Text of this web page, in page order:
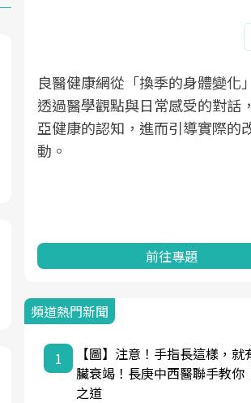
良醫健康網從「換季的身體變化
透過醫學觀點與日常感受的對話
亞健康的認知，進而引導實際的
動。
前往專題
頻道熱門新聞
1
【圖】注意！手指長這樣，就
臟衰竭！長庚中西醫聯手教你
之道